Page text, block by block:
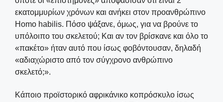
εκατομμυρίων χρόνων και ανήκει στον προανθρώπινο
Homo habilis. Πόσο ψάξανε, όμως, για να βρούνε το
υπόλοιπο του σκελετού; Και αν τον βρίσκανε και όλο το
«πακέτο» ήταν αυτό που ίσως φοβόντουσαν, δηλαδή
«αδιαχώριστο από τον σύγχρονο ανθρώπινο
σκελετό;».
Κάποιο προϊστορικό αφρικάνικο κοπρόσκυλο ίσως